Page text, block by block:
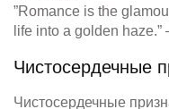
”Romance is the
life into a golden haze.”
Чистосердечные
Чистосердечные